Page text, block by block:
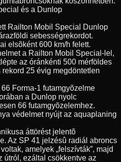
és a Dunlop
Railton Mobil Special Dunlop
sebességrekordot.
elsõként 600 km/h felett.
a Railton Mobil Special-lel,
az óránkénti 500 mérföldes
25 évig megdöntetlen
Forma-1 futamgyõzelme
a Dunlop nyolc
66 futamgyõzelemhez.
védelmet nyújt az aquaplaning
áttörést jelentõ
Az SP 41 jelzésû radiál abroncs
amelyek „felszívták”, majd
útról, ezáltal csökkentve az